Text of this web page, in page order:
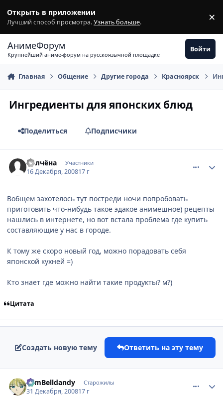
Открыть в приложении
Лучший способ просмотра.Узнать больше. ×
АнимеФорум
Крупнейший аниме-форум на русскоязычной площадке
Войти
Главная Общение Другие города Красноярск
Ингредиенты для японских блюд
Поделиться Подписчики
Волчёна Участники
16 Декабря, 200817 г
Вобщем захотелось тут постреди ночи попробовать
приготовить что-нибудь такое эдакое анимешное) рецепты
нашлись в интернете, но вот встала проблема где купить
составляющие у нас в городе.
К тому же скоро новый год, можно порадовать себя
японской кухней =)
Кто знает где можно найти такие продукты? м?)
Цитата
Создать новую тему Ответить на эту тему
TomBelldandy Старожилы
31 Декабря, 200817 г